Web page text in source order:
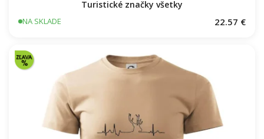
Turistické značky všetky
NA SKLADE 22.57 €